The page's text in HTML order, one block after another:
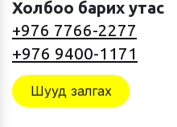
Холбоо барих утас
+976 7766-2277
+976 9400-1171
Шууд залгах